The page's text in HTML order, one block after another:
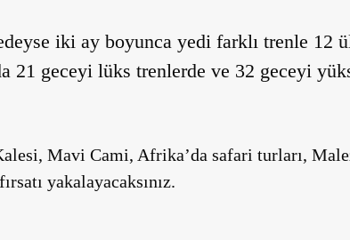
iki ay boyunca yedi farklı trenle 12
21 geceyi lüks trenlerde ve 32 geceyi
Mavi Cami, Afrika’da safari turları,
yakalayacaksınız.